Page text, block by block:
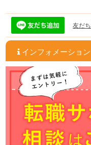
友だ
インフォメーション